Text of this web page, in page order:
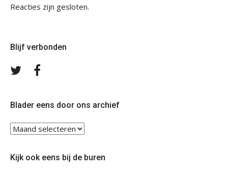
Reacties zijn gesloten.
Blijf verbonden
Volg
Blader eens door ons archief
Blader
ons
Kijk ook eens bij de buren